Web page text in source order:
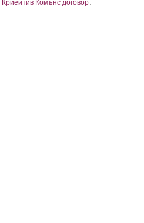
Криейтив Комънс договор.